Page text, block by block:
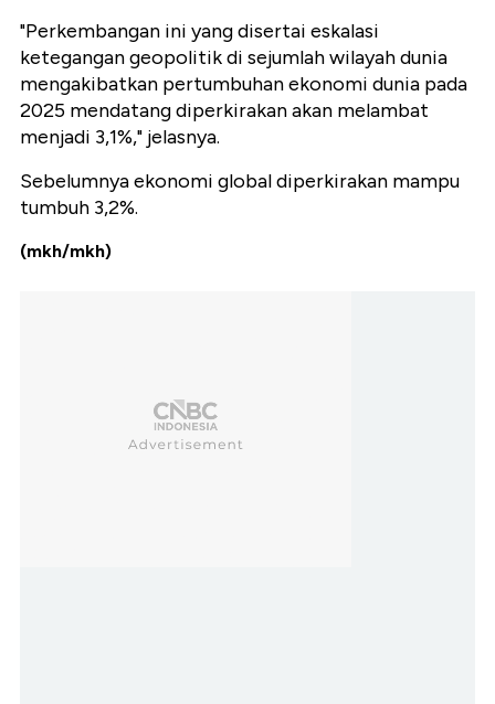
"Perkembangan ini yang disertai eskalasi
ketegangan geopolitik di sejumlah wilayah dunia
mengakibatkan pertumbuhan ekonomi dunia pada
2025 mendatang diperkirakan akan melambat
menjadi 3,1%," jelasnya.
Sebelumnya ekonomi global diperkirakan mampu
tumbuh 3,2%.
(mkh/mkh)